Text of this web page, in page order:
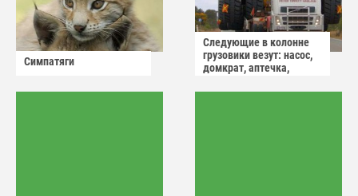
Симпатяги
Следующие в колонне
грузовики везут: насос,
домкрат, аптечка,